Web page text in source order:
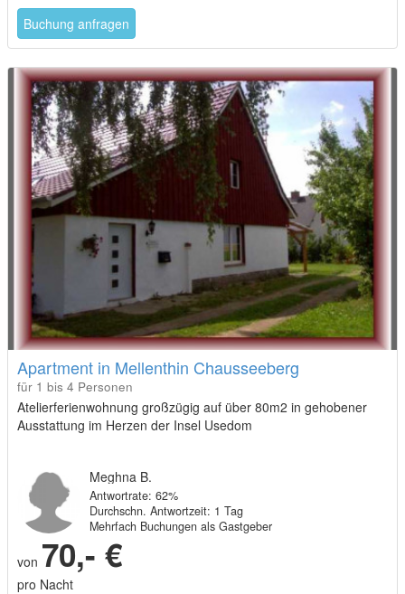
Buchung anfragen
Apartment in Mellenthin Chausseeberg
für 1 bis 4 Personen
Atelierferienwohnung großzügig auf über 80m2 in gehobener
Ausstattung im Herzen der Insel Usedom
Meghna B.
Antwortrate: 62%
Durchschn. Antwortzeit: 1 Tag
Mehrfach Buchungen als Gastgeber
von 70,- €
pro Nacht